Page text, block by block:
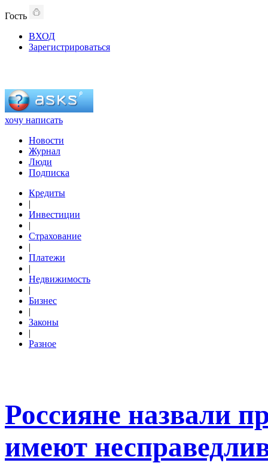
Гость
ВХОД
Зарегистрироваться
хочу написать
Новости
Журнал
Люди
Подписка
Кредиты
|
Инвестиции
|
Страхование
|
Платежи
|
Недвижимость
|
Бизнес
|
Законы
|
Разное
Россияне назвали
имеют